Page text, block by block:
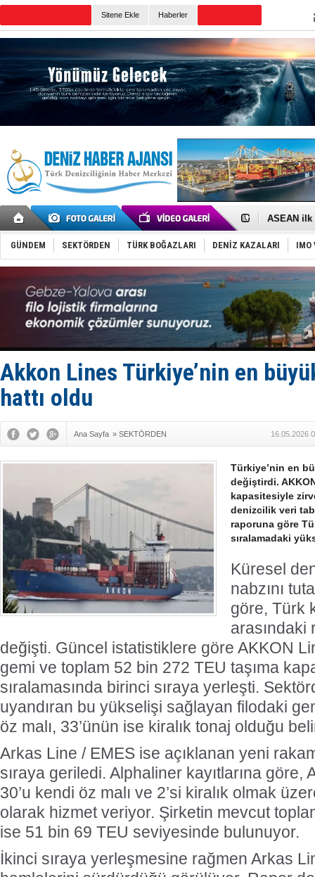
Sitene Ekle Haberler
D-Marin,
ASEAN ilk
TAYK -
İstanbul
Tersane
İngiliz
FESCO,
DESE,
35 milyon
İnsansız
Anadolu
GÜNDEM SEKTÖRDEN TÜRK BOĞAZLARI DENİZ KAZALARI IMO
Akkon Lines Türkiye’nin en
hattı oldu
Ana Sayfa » SEKTÖRDEN 16.05.2026
Türkiye’nin en
değiştirdi.
kapasitesiyle
denizcilik veri
raporuna göre
sıralamadaki
Küresel
nabzını
göre, Türk
arasındaki
değişti. Güncel istatistiklere göre AKKON
gemi ve toplam 52 bin 272 TEU taşıma
sıralamasında birinci sıraya yerleşti.
uyandıran bu yükselişi sağlayan filodaki
öz malı, 33’ünün ise kiralık tonaj olduğu
Arkas Line / EMES ise açıklanan yeni
sıraya geriledi. Alphaliner kayıtlarına göre,
30’u kendi öz malı ve 2’si kiralık olmak
olarak hizmet veriyor. Şirketin mevcut
ise 51 bin 69 TEU seviyesinde bulunuyor.
İkinci sıraya yerleşmesine rağmen Arkas